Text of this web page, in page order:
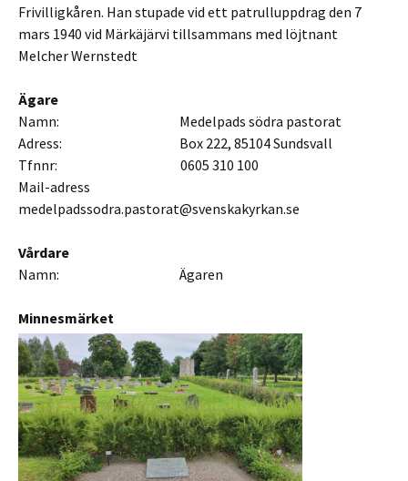
Frivilligkåren. Han stupade vid ett patrulluppdrag den 7
mars 1940 vid Märkäjärvi tillsammans med löjtnant
Melcher Wernstedt
Ägare
Namn: Medelpads södra pastorat
Adress: Box 222, 85104 Sundsvall
Tfnnr: 0605 310 100
Mail-adress
medelpadssodra.pastorat@svenskakyrkan.se
Vårdare
Namn: Ägaren
Minnesmärket